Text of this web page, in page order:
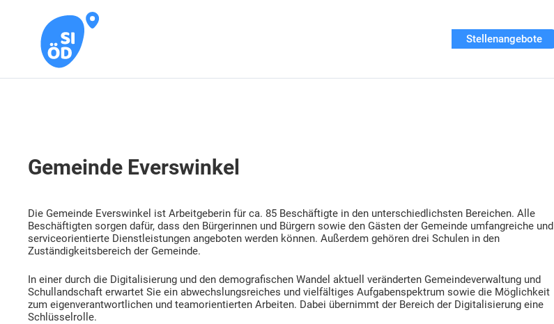
Stellenangebote
Gemeinde Everswinkel
Die Gemeinde Everswinkel ist Arbeitgeberin für ca. 85 Beschäftigte in den unterschiedlichsten Bereichen. Alle
Beschäftigten sorgen dafür, dass den Bürgerinnen und Bürgern sowie den Gästen der Gemeinde umfangreiche und
serviceorientierte Dienstleistungen angeboten werden können. Außerdem gehören drei Schulen in den
Zuständigkeitsbereich der Gemeinde.
In einer durch die Digitalisierung und den demografischen Wandel aktuell veränderten Gemeindeverwaltung und
Schullandschaft erwartet Sie ein abwechslungsreiches und vielfältiges Aufgabenspektrum sowie die Möglichkeit
zum eigenverantwortlichen und teamorientierten Arbeiten. Dabei übernimmt der Bereich der Digitalisierung eine
Schlüsselrolle.